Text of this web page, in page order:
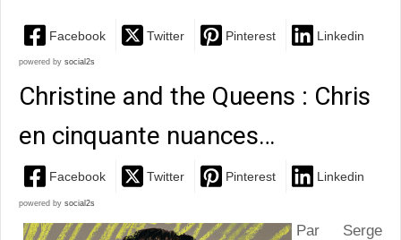
Facebook Twitter Pinterest Linkedin
powered by social2s
Christine and the Queens : Chris
en cinquante nuances…
Facebook Twitter Pinterest Linkedin
powered by social2s
Par Serge